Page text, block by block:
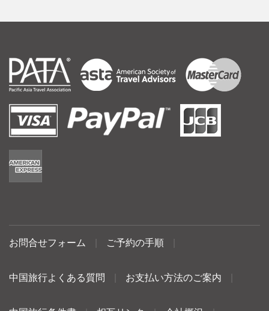
お問合せフォーム ご予約の手順
中国旅行よくある質問 お支払い方法のご案内